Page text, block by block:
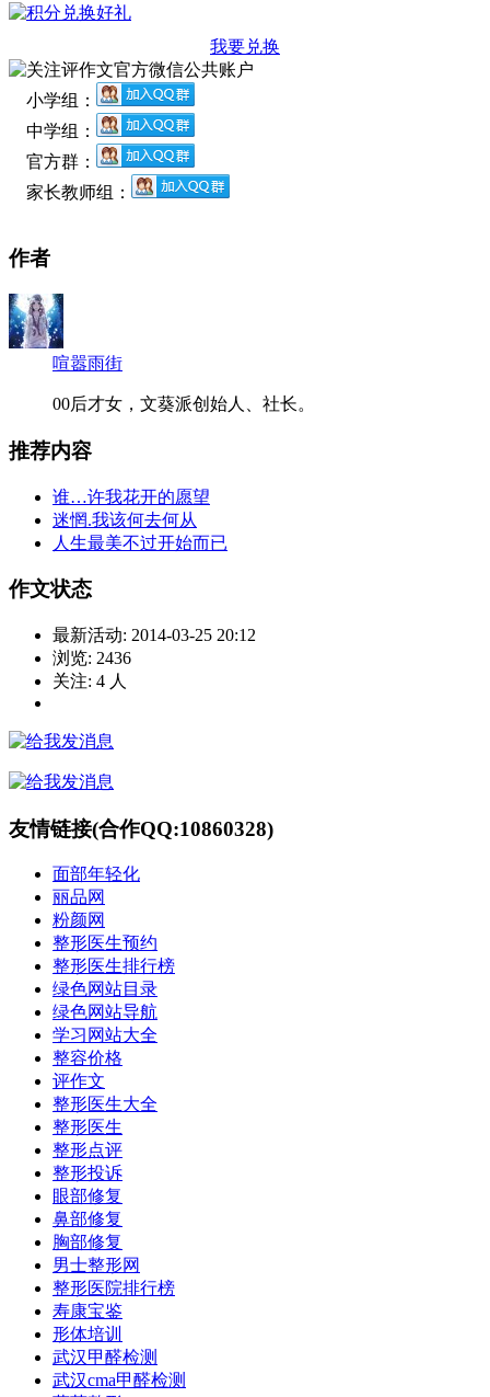
我要兑换
小学组：
中学组：
官方群：
家长教师组：
作者
喧嚣雨街
00后才女，文葵派创始人、社长。
推荐内容
谁…许我花开的愿望
迷惘.我该何去何从
人生最美不过开始而已
作文状态
最新活动: 2014-03-25 20:12
浏览: 2436
关注: 4 人
友情链接(合作QQ:10860328)
面部年轻化
丽品网
粉颜网
整形医生预约
整形医生排行榜
绿色网站目录
绿色网站导航
学习网站大全
整容价格
评作文
整形医生大全
整形医生
整形点评
整形投诉
眼部修复
鼻部修复
胸部修复
男士整形网
整形医院排行榜
寿康宝鉴
形体培训
武汉甲醛检测
武汉cma甲醛检测